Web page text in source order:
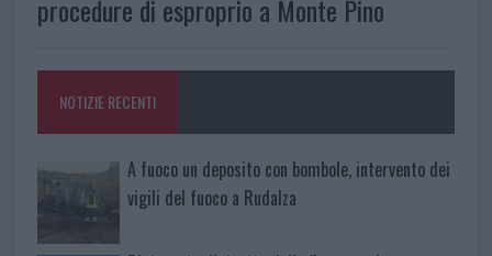
procedure di esproprio a Monte Pino
NOTIZIE RECENTI
A fuoco un deposito con bombole, intervento dei
vigili del fuoco a Rudalza